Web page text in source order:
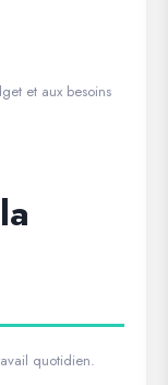
et aux besoins
quotidien.